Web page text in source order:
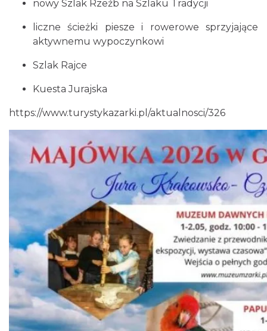
nowy Szlak Rzeźb na Szlaku Tradycji
liczne ścieżki piesze i rowerowe sprzyjające
aktywnemu wypoczynkowi
Szlak Rajce
Kuesta Jurajska
https://www.turystykazarki.pl/aktualnosci/326